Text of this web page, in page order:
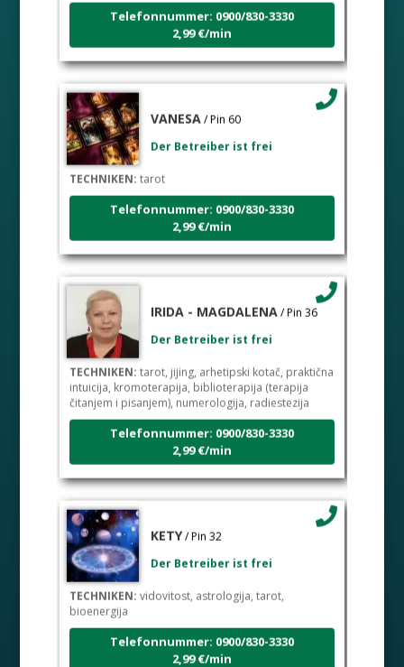
Telefonnummer: 0900/830-3330
2,99 €/min
VANESA / Pin 60
Der Betreiber ist frei
TECHNIKEN:tarot
Telefonnummer: 0900/830-3330
2,99 €/min
IRIDA - MAGDALENA / Pin 36
Der Betreiber ist frei
TECHNIKEN:tarot, jijing, arhetipski kotač, praktična
intuicija, kromoterapija, biblioterapija (terapija
čitanjem i pisanjem), numerologija, radiestezija
Telefonnummer: 0900/830-3330
2,99 €/min
KETY / Pin 32
Der Betreiber ist frei
TECHNIKEN:vidovitost, astrologija, tarot,
bioenergija
Telefonnummer: 0900/830-3330
2,99 €/min